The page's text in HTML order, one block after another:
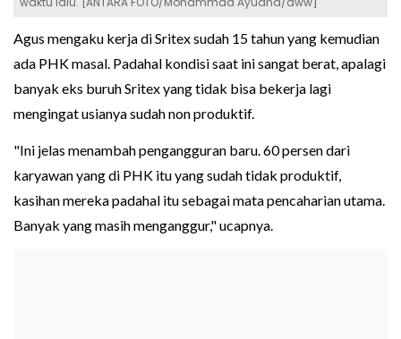
Agus mengaku kerja di Sritex sudah 15 tahun yang kemudian
ada PHK masal. Padahal kondisi saat ini sangat berat, apalagi
banyak eks buruh Sritex yang tidak bisa bekerja lagi
mengingat usianya sudah non produktif.
"Ini jelas menambah pengangguran baru. 60 persen dari
karyawan yang di PHK itu yang sudah tidak produktif,
kasihan mereka padahal itu sebagai mata pencaharian utama.
Banyak yang masih menganggur," ucapnya.